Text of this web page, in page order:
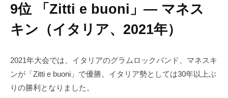
9位 「Zitti e buoni」― マネス
キン（イタリア、2021年）
2021年大会では、イタリアのグラムロックバンド、マネスキ
ンが「Zitti e buoni」で優勝。イタリア勢としては30年以上ぶ
りの勝利となりました。